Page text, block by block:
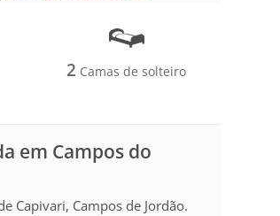
2 Camas de solteiro
em Campos do
Capivari, Campos de Jordão.